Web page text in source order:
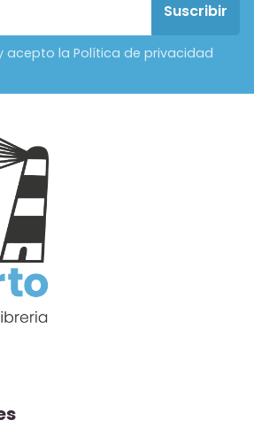
acepto la Política de privacidad